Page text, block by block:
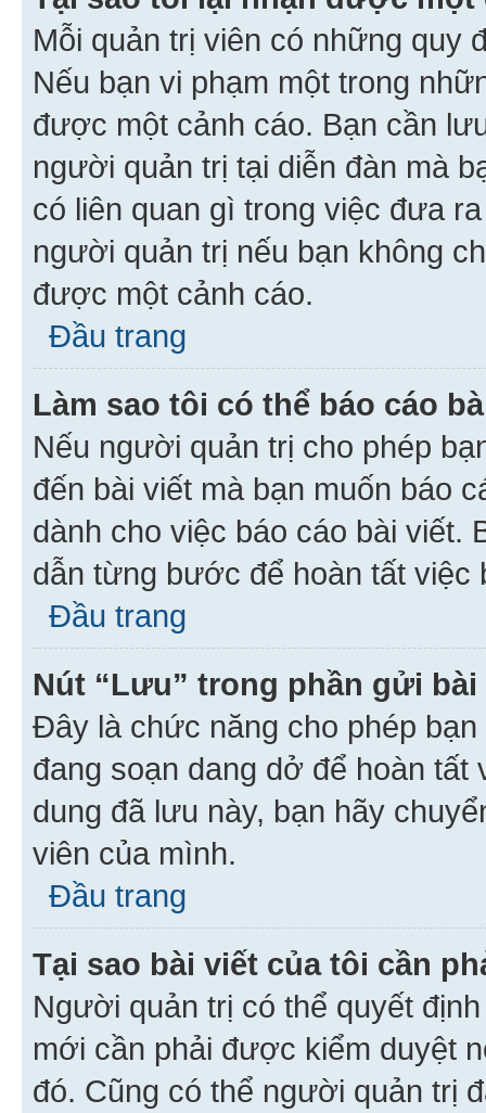
Mỗi quản trị viên có những quy
Nếu bạn vi phạm một trong
được một cảnh cáo. Bạn cần
người quản trị tại diễn đàn mà
có liên quan gì trong việc đưa
người quản trị nếu bạn không
được một cảnh cáo.
Đầu trang
Làm sao tôi có thể báo cáo
Nếu người quản trị cho phép
đến bài viết mà bạn muốn báo
dành cho việc báo cáo bài viết.
dẫn từng bước để hoàn tất việc
Đầu trang
Nút “Lưu” trong phần gửi
Đây là chức năng cho phép
đang soạn dang dở để hoàn
dung đã lưu này, bạn hãy
viên của mình.
Đầu trang
Tại sao bài viết của tôi cần
Người quản trị có thể quyết
mới cần phải được kiểm duyệt
đó. Cũng có thể người quản trị